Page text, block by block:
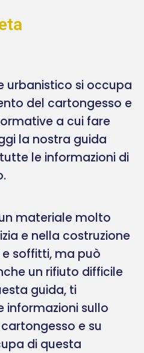
urbanistico si occupa
del cartongesso e
a cui fare
la nostra guida
le informazioni di
materiale molto
e nella costruzione
soffitti, ma può
un rifiuto difficile
guida, ti
informazioni sullo
e su
di questa